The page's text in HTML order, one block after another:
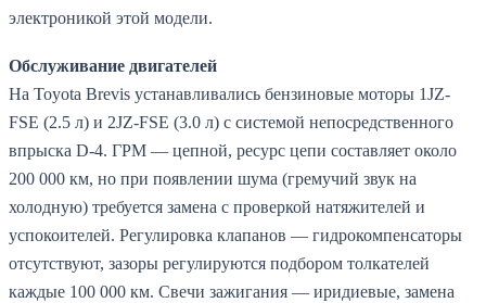
электроникой этой модели.
Обслуживание двигателей
На Toyota Brevis устанавливались бензиновые моторы 1JZ-
FSE (2.5 л) и 2JZ-FSE (3.0 л) с системой непосредственного
впрыска D-4. ГРМ — цепной, ресурс цепи составляет около
200 000 км, но при появлении шума (гремучий звук на
холодную) требуется замена с проверкой натяжителей и
успокоителей. Регулировка клапанов — гидрокомпенсаторы
отсутствуют, зазоры регулируются подбором толкателей
каждые 100 000 км. Свечи зажигания — иридиевые, замена